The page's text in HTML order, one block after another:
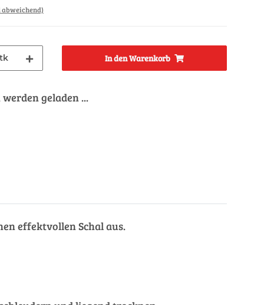
abweichend)
In den Warenkorb
geladen ...
effektvollen Schal aus.